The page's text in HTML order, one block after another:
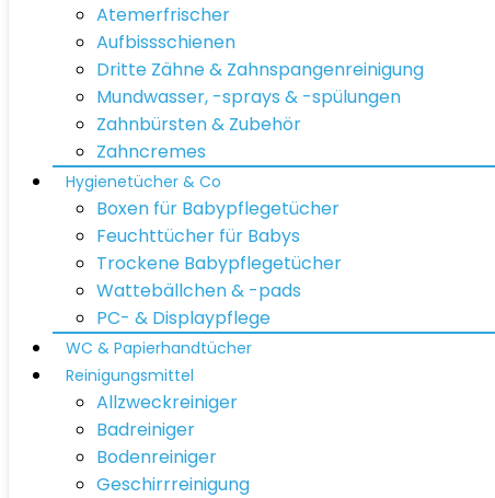
Atemerfrischer
Aufbissschienen
Dritte Zähne & Zahnspangenreinigung
Mundwasser, -sprays & -spülungen
Zahnbürsten & Zubehör
Zahncremes
Hygienetücher & Co
Boxen für Babypflegetücher
Feuchttücher für Babys
Trockene Babypflegetücher
Wattebällchen & -pads
PC- & Displaypflege
WC & Papierhandtücher
Reinigungsmittel
Allzweckreiniger
Badreiniger
Bodenreiniger
Geschirrreinigung